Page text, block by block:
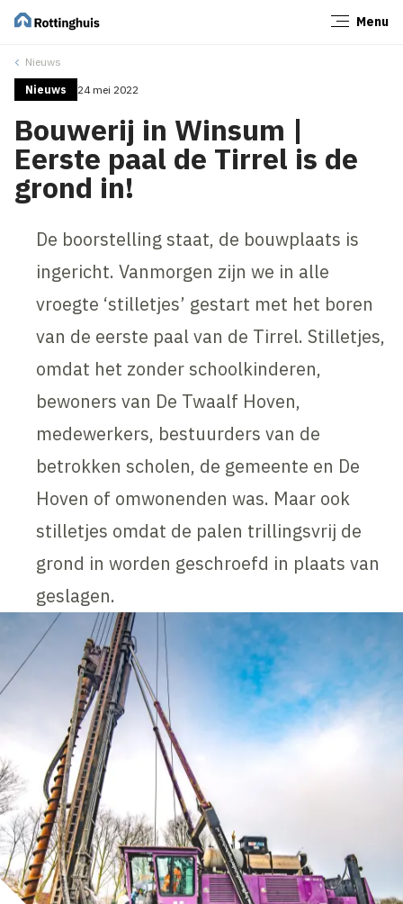
Menu
Nieuws
Nieuws 24 mei 2022
Bouwerij in Winsum |
Eerste paal de Tirrel is de
grond in!
De boorstelling staat, de bouwplaats is
ingericht. Vanmorgen zijn we in alle
vroegte ‘stilletjes’ gestart met het boren
van de eerste paal van de Tirrel. Stilletjes,
omdat het zonder schoolkinderen,
bewoners van De Twaalf Hoven,
medewerkers, bestuurders van de
betrokken scholen, de gemeente en De
Hoven of omwonenden was. Maar ook
stilletjes omdat de palen trillingsvrij de
grond in worden geschroefd in plaats van
geslagen.
Sluiten